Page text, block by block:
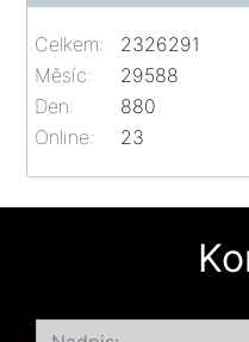
Online: 23
Celkem:
2326291
Měsíc:
29588
Den:
880